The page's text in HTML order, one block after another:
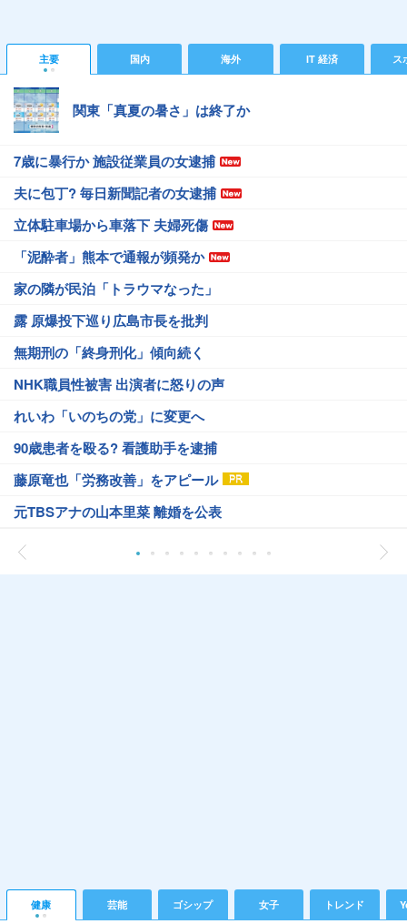
主要 国内 海外 IT 経済 ス
関東「真夏の暑さ」は終了か
7歳に暴行か 施設従業員の女逮捕
夫に包丁? 毎日新聞記者の女逮捕
立体駐車場から車落下 夫婦死傷
「泥酔者」熊本で通報が頻発か
家の隣が民泊「トラウマなった」
露 原爆投下巡り広島市長を批判
無期刑の「終身刑化」傾向続く
NHK職員性被害 出演者に怒りの声
れいわ「いのちの党」に変更へ
90歳患者を殴る? 看護助手を逮捕
藤原竜也「労務改善」をアピール
元TBSアナの山本里菜 離婚を公表
健康 芸能 ゴシップ 女子 トレンド